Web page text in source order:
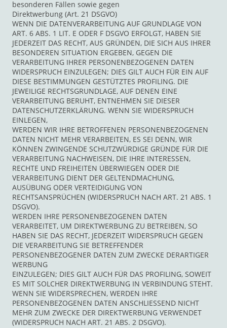
besonderen Fällen sowie gegen
Direktwerbung (Art. 21 DSGVO)
WENN DIE DATENVERARBEITUNG AUF GRUNDLAGE VON
ART. 6 ABS. 1 LIT. E ODER F DSGVO ERFOLGT, HABEN SIE
JEDERZEIT DAS RECHT, AUS GRÜNDEN, DIE SICH AUS IHRER
BESONDEREN SITUATION ERGEBEN, GEGEN DIE
VERARBEITUNG IHRER PERSONENBEZOGENEN DATEN
WIDERSPRUCH EINZULEGEN; DIES GILT AUCH FÜR EIN AUF
DIESE BESTIMMUNGEN GESTÜTZTES PROFILING. DIE
JEWEILIGE RECHTSGRUNDLAGE, AUF DENEN EINE
VERARBEITUNG BERUHT, ENTNEHMEN SIE DIESER
DATENSCHUTZERKLÄRUNG. WENN SIE WIDERSPRUCH
EINLEGEN,
WERDEN WIR IHRE BETROFFENEN PERSONENBEZOGENEN
DATEN NICHT MEHR VERARBEITEN, ES SEI DENN, WIR
KÖNNEN ZWINGENDE SCHUTZWÜRDIGE GRÜNDE FÜR DIE
VERARBEITUNG NACHWEISEN, DIE IHRE INTERESSEN,
RECHTE UND FREIHEITEN ÜBERWIEGEN ODER DIE
VERARBEITUNG DIENT DER GELTENDMACHUNG,
AUSÜBUNG ODER VERTEIDIGUNG VON
RECHTSANSPRÜCHEN (WIDERSPRUCH NACH ART. 21 ABS. 1
DSGVO).
WERDEN IHRE PERSONENBEZOGENEN DATEN
VERARBEITET, UM DIREKTWERBUNG ZU BETREIBEN, SO
HABEN SIE DAS RECHT, JEDERZEIT WIDERSPRUCH GEGEN
DIE VERARBEITUNG SIE BETREFFENDER
PERSONENBEZOGENER DATEN ZUM ZWECKE DERARTIGER
WERBUNG
EINZULEGEN; DIES GILT AUCH FÜR DAS PROFILING, SOWEIT
ES MIT SOLCHER DIREKTWERBUNG IN VERBINDUNG STEHT.
WENN SIE WIDERSPRECHEN, WERDEN IHRE
PERSONENBEZOGENEN DATEN ANSCHLIESSEND NICHT
MEHR ZUM ZWECKE DER DIREKTWERBUNG VERWENDET
(WIDERSPRUCH NACH ART. 21 ABS. 2 DSGVO).